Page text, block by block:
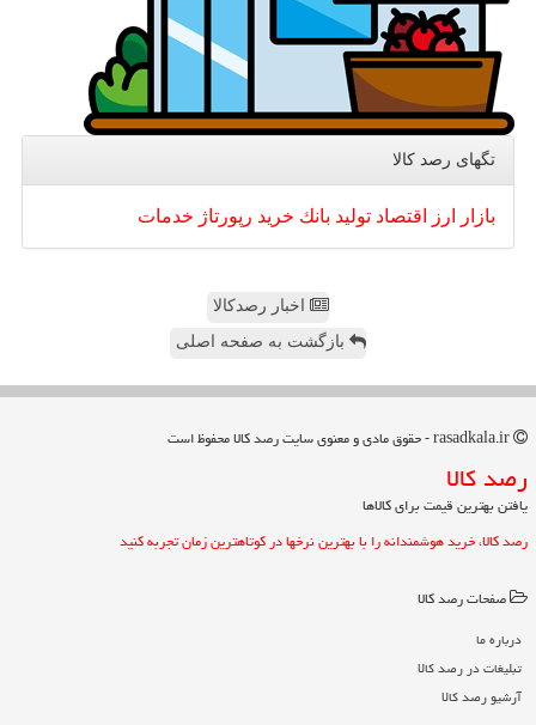
تگهای رصد كالا
بازار ارز اقتصاد تولید بانك خرید رپورتاژ خدمات
اخبار رصدکالا
بازگشت به صفحه اصلی
رصد كالا
یافتن بهترین قیمت برای کالاها
رصد کالا، خرید هوشمندانه را با بهترین نرخها در کوتاهترین زمان تجربه کنید
صفحات رصد كالا
درباره ما
تبلیغات در رصد كالا
آرشیو رصد كالا